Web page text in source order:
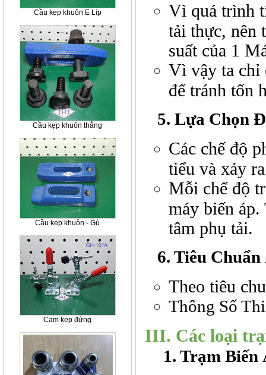
Cầu kẹp khuôn E Líp
Cầu kẹp khuôn thẳng
Cầu kẹp khuôn - Gù
Cam kẹp đứng
Vì quá trình
tải thực, nên
suất của 1
Vì vậy ta chỉ
để tránh tổn
5. Lựa Chọn
Các chế độ
tiểu và xảy
Mỗi chế độ
máy biến
tâm phụ tải.
6. Tiêu Chuẩn
Theo tiêu
Thông Số
III. Các loại
1. Trạm